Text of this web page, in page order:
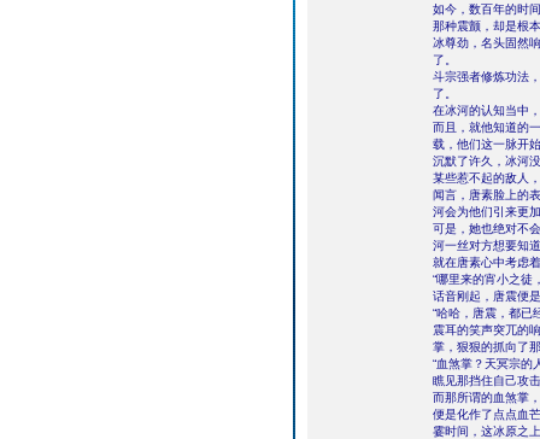
如今，数百年的时
那种震颤，却是根
冰尊劲，名头固然
了。
斗宗强者修炼功法
了。
在冰河的认知当中
而且，就他知道的
载，他们这一脉开
沉默了许久，冰河
某些惹不起的敌人
闻言，唐素脸上的
河会为他们引来更
可是，她也绝对不
河一丝对方想要知
就在唐素心中考虑
“哪里来的宵小之徒
话音刚起，唐震便
“哈哈，唐震，都已
震耳的笑声突兀的
掌，狠狠的抓向了
“血煞掌？天冥宗的
瞧见那挡住自己攻
而那所谓的血煞掌
便是化作了点点血
霎时间，这冰原之